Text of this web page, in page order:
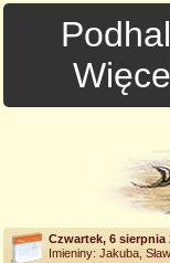
Czwartek, 6 sierpnia
Imieniny: Jakuba,